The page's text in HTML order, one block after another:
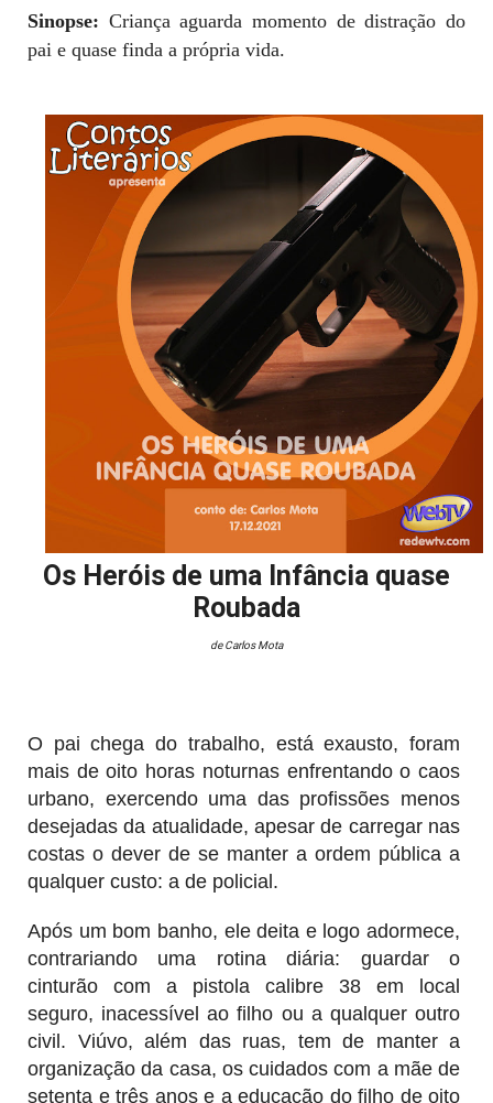
Sinopse: Criança aguarda momento de distração do
pai e quase finda a própria vida.
Os Heróis de uma Infância quase
Roubada
deCarlos Mota
O pai chega do trabalho, está exausto, foram
mais de oito horas noturnas enfrentando o caos
urbano, exercendo uma das profissões menos
desejadas da atualidade, apesar de carregar nas
costas o dever de se manter a ordem pública a
qualquer custo: a de policial.
Após um bom banho, ele deita e logo adormece,
contrariando uma rotina diária: guardar o
cinturão com a pistola calibre 38 em local
seguro, inacessível ao filho ou a qualquer outro
civil. Viúvo, além das ruas, tem de manter a
organização da casa, os cuidados com a mãe de
setenta e três anos e a educação do filho de oito